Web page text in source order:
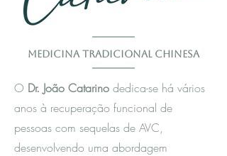
Medicina Tradicional Chinesa
O Dr. João Catarino dedica-se há vários
anos à recuperação funcional de
pessoas com sequelas de AVC,
desenvolvendo uma abordagem